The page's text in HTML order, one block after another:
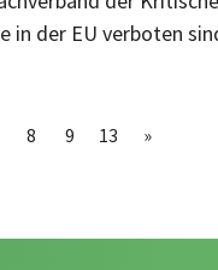
in der EU verboten
8 9 13 »